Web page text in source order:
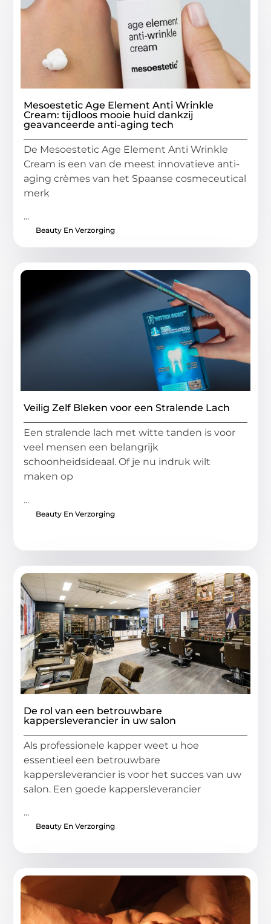
Mesoestetic Age Element Anti Wrinkle
Cream: tijdloos mooie huid dankzij
geavanceerde anti-aging tech
De Mesoestetic Age Element Anti Wrinkle
Cream is een van de meest innovatieve anti-
aging crèmes van het Spaanse cosmeceutical
merk
...
Beauty En Verzorging
Veilig Zelf Bleken voor een Stralende Lach
Een stralende lach met witte tanden is voor
veel mensen een belangrijk
schoonheidsideaal. Of je nu indruk wilt
maken op
...
Beauty En Verzorging
De rol van een betrouwbare
kappersleverancier in uw salon
Als professionele kapper weet u hoe
essentieel een betrouwbare
kappersleverancier is voor het succes van uw
salon. Een goede kappersleverancier
...
Beauty En Verzorging